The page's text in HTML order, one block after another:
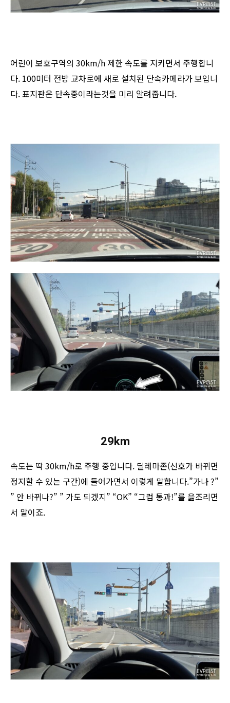
어린이 보호구역의 30km/h 제한 속도를 지키면서 주행합니
다. 100미터 전방 교차로에 새로 설치된 단속카메라가 보입니
다. ​표지판은 단속중이라는것을 미리 알려줍니다.
29km
속도는 딱 30km/h로 주행 중입니다. 딜레마존(신호가 바뀌면
정지할 수 있는 구간)에 들어가면서 이렇게 말합니다.”가나 ?”
” 안 바뀌나?” ” 가도 되겠지” “OK” “그럼 통과!”를 읊조리면
서 말이죠.